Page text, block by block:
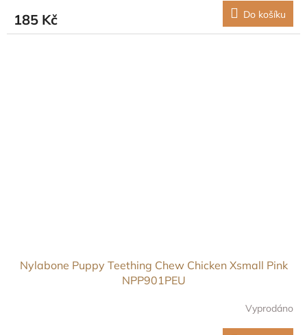
185 Kč Do košíku
Nylabone Puppy Teething Chew Chicken Xsmall Pink
NPP901PEU
Vyprodáno